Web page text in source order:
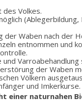
des Volkes.
(Ablegerbildung,
der Waben nach der
entnommen und
Varroabehandlung
der Waben
Völkern
und Imkerkurse.
einer naturnahen